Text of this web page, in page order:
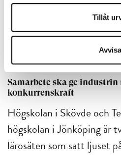
Tillåt
Avvisa
Samarbete ska ge industrin
konkurrenskraft
Högskolan i Skövde och
högskolan i Jönköping är
lärosäten som satt ljuset